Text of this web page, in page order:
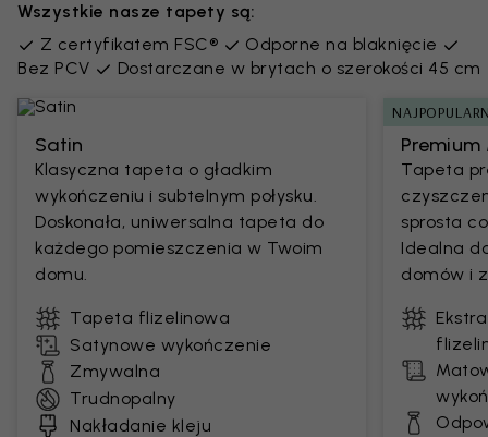
Wszystkie nasze tapety są:
Z certyfikatem FSC®
Odporne na blaknięcie
Bez PCV
Dostarczane w brytach o szerokości 45 cm
Satin
Klasyczna tapeta o gładkim
wykończeniu i subtelnym połysku.
Doskonała, uniwersalna tapeta do
każdego pomieszczenia w Twoim
domu.
Tapeta flizelinowa
Satynowe wykończenie
Zmywalna
Trudnopalny
Nakładanie kleju
Tapeta
sprosta
Idealna
domów i